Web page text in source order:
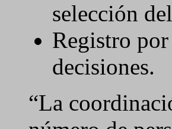
selección
Registro
decisiones.
“La